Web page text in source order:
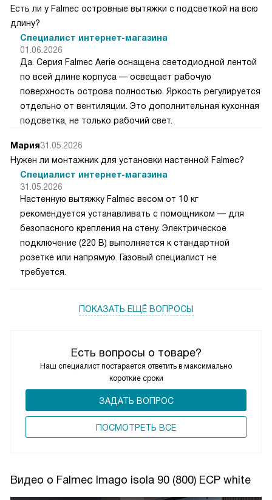
Есть вопросы о товаре?
Наш специалист постарается ответить в максимально
короткие сроки
ЗАДАТЬ ВОПРОС
ПОCМОТРЕТЬ ВСЕ
Есть ли у Falmec островные вытяжки с подсветкой на всю
длину?
Специалист интернет-магазина
01.06.2026
Да. Серия Falmec Aerie оснащена светодиодной лентой
по всей длине корпуса — освещает рабочую
поверхность острова полностью. Яркость регулируется
отдельно от вентиляции. Это дополнительная кухонная
подсветка, не только рабочий свет.
Мария31.05.2026
Нужен ли монтажник для установки настенной Falmec?
Специалист интернет-магазина
31.05.2026
Настенную вытяжку Falmec весом от 10 кг
рекомендуется устанавливать с помощником — для
безопасного крепления на стену. Электрическое
подключение (220 В) выполняется к стандартной
розетке или напрямую. Газовый специалист не
требуется.
ПОКАЗАТЬ ЕЩЁ ВОПРОСЫ
Видео о Falmec Imago isola 90 (800) ECP white